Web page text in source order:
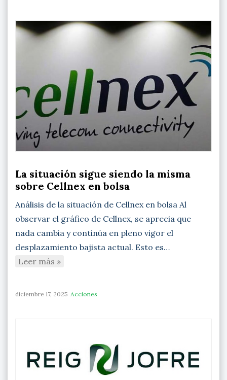
La situación sigue siendo la misma
sobre Cellnex en bolsa
Análisis de la situación de Cellnex en bolsa Al
observar el gráfico de Cellnex, se aprecia que
nada cambia y continúa en pleno vigor el
desplazamiento bajista actual. Esto es…
Leer más »
diciembre 17, 2025 Acciones